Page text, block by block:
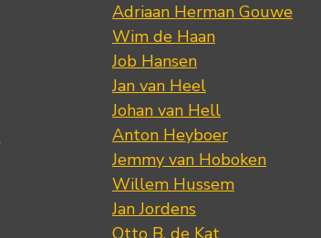
Adriaan Herman Gouwe
Wim de Haan
Job Hansen
Jan van Heel
Johan van Hell
Anton Heyboer
Jemmy van Hoboken
Willem Hussem
Jan Jordens